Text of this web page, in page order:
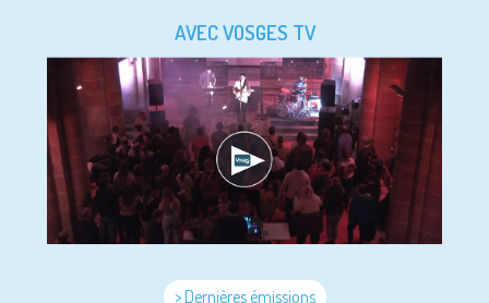
AVEC VOSGES TV
> Dernières émissions